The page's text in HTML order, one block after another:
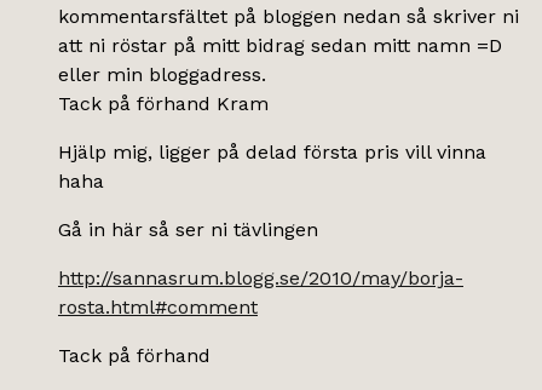
kommentarsfältet på bloggen nedan så skriver ni
att ni röstar på mitt bidrag sedan mitt namn =D
eller min bloggadress.
Tack på förhand Kram
Hjälp mig, ligger på delad första pris vill vinna
haha
Gå in här så ser ni tävlingen
http://sannasrum.blogg.se/2010/may/borja-
rosta.html#comment
Tack på förhand